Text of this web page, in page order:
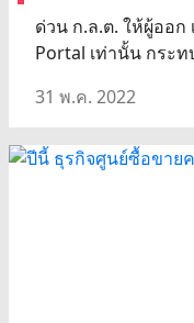
ด่วน ก.ล.ต. ให้ผู้ออก
Portal เท่านั้น กระท
31 พ.ค. 2022